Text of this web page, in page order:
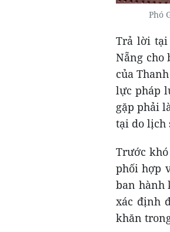
Phó
Trả lời tại
Nẵng cho
của
lực pháp
gặp phải
tại do lịch
Trước
phối hợp
ban hành
xác định
khăn